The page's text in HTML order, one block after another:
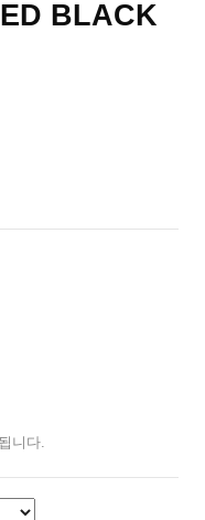
BLACK
니다.